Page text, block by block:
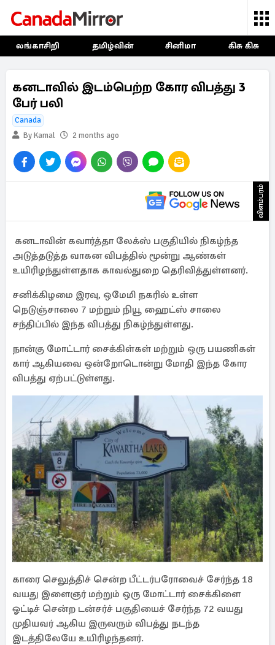
லங்காசிறி தமிழ்வின் சினிமா கிசு கிசு
கனடாவில் இடம்பெற்ற கோர விபத்து 3
பேர் பலி
Canada
By Kamal
2 months ago
விளம்பரம்
கனடாவின் கவார்த்தா லேக்ஸ் பகுதியில் நிகழ்ந்த
அடுத்தடுத்த வாகன விபத்தில் மூன்று ஆண்கள்
உயிரிழந்துள்ளதாக காவல்துறை தெரிவித்துள்ளனர்.
சனிக்கிழமை இரவு, ஒமேமி நகரில் உள்ள
நெடுஞ்சாலை 7 மற்றும் நியூ ஹைட்ஸ் சாலை
சந்திப்பில் இந்த விபத்து நிகழ்ந்துள்ளது.
நான்கு மோட்டார் சைக்கிள்கள் மற்றும் ஒரு பயணிகள்
கார் ஆகியவை ஒன்றோடொன்று மோதி இந்த கோர
விபத்து ஏற்பட்டுள்ளது.
காரை செலுத்திச் சென்ற பீட்டர்பரோவைச் சேர்ந்த 18
வயது இளைஞர் மற்றும் ஒரு மோட்டார் சைக்கிளை
ஓட்டிச் சென்ற டன்சர்ச் பகுதியைச் சேர்ந்த 72 வயது
முதியவர் ஆகிய இருவரும் விபத்து நடந்த
இடத்திலேயே உயிரிழந்தனர்.